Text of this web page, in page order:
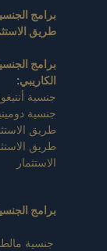
برامج
طريق
برامج
الكاريبي:
جنسية
جنسية
طريق
طريق
الاستثمار
برامج
جنسية